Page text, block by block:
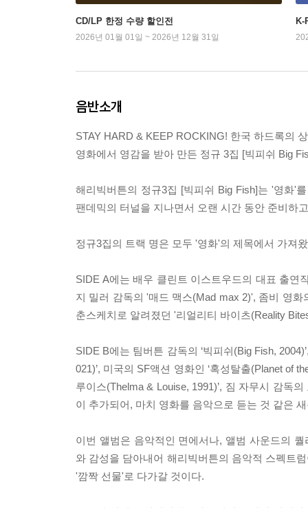
CD/LP 한정 수량 할인전
2026년 01월 01일 ~ 2026년 12월 31일
K-
음반소개
STAY HARD & KEEP ROCKING! 한국 하드록의
영화에서 영감을 받아 만든 정규 3집 [빅피쉬 Big
해리빅버튼의 정규3집 [빅피쉬 Big Fish]는 '영화'
팬데믹의 터널을 지나면서 오랜 시간 동안 준비하
정규3집의 트랙 명은 모두 '영화'의 제목에서 가져
SIDE A에는 배우 클린트 이스트우드의 대표 출연
지 밀러 감독의 '매드 맥스(Mad max 2)', 좀비 영
춘스케치로 알려졌던 '리얼리티 바이츠(Reality
SIDE B에는 팀버튼 감독의 ‘빅피쉬(Big Fish,
021)’, 미국의 SF액션 영화인 ‘혹성탈출(Planet of
루이스(Thelma & Louise, 1991)’, 짐 자무시 감독
이 추가되어, 마치 영화를 음악으로 듣는 것 같은
이번 앨범은 음악적인 면에서나, 앨범 사운드의
와 감성을 담아내어 해리빅버튼의 음악적 스펙트
'깜짝 선물'로 다가갈 것이다.